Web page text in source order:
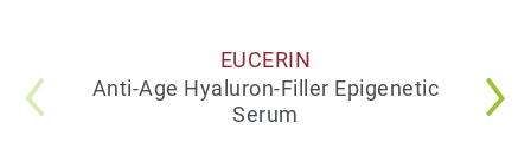
EUCERIN
Anti-Age Hyaluron-Filler Epigenetic
Serum